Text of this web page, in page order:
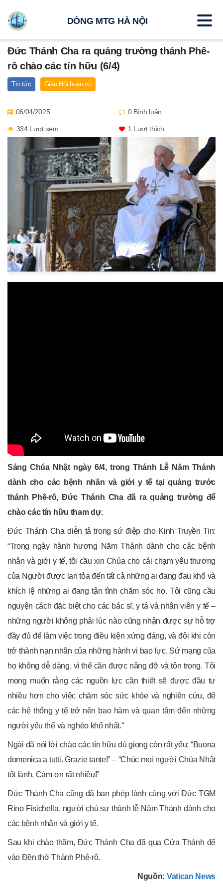
Đức Thánh Cha ra quảng trường thánh Phê-
rô chào các tín hữu (6/4)
Tin tức Giáo Hội hoàn vũ
06/04/2025 0 Bình luận
334 Lượt xem 1 Lượt thích
Sáng Chúa Nhật ngày 6/4, trong Thánh Lễ Năm Thánh
dành cho các bệnh nhân và giới y tế tại quảng trước
thánh Phê-rô, Đức Thánh Cha đã ra quảng trường để
chào các tín hữu tham dự.
Đức Thánh Cha diễn tả trong sứ điệp cho Kinh Truyền Tin:
“Trong ngày hành hương Năm Thánh dành cho các bệnh
nhân và giới y tế, tôi cầu xin Chúa cho cái chạm yêu thương
của Người được lan tỏa đến tất cả những ai đang đau khổ và
khích lệ những ai đang tận tình chăm sóc họ. Tôi cũng cầu
nguyện cách đặc biệt cho các bác sĩ, y tá và nhân viên y tế –
những người không phải lúc nào cũng nhận được sự hỗ trợ
đầy đủ để làm việc trong điều kiện xứng đáng, và đôi khi còn
trở thành nạn nhân của những hành vi bạo lực. Sứ mạng của
họ không dễ dàng, vì thế cần được nâng đỡ và tôn trọng. Tôi
mong muốn rằng các nguồn lực cần thiết sẽ được đầu tư
nhiều hơn cho việc chăm sóc sức khỏe và nghiên cứu, để
các hệ thống y tế trở nên bao hàm và quan tâm đến những
người yếu thế và nghèo khổ nhất.”
Ngài đã nói lời chào các tín hữu dù giọng còn rất yếu: “Buona
domenica a tutti. Grazie tante!” – “Chúc mọi người Chúa Nhật
tốt lành. Cảm ơn rất nhiều!”
Đức Thánh Cha cũng đã ban phép lành cùng với Đức TGM
Rino Fisichella, người chủ sự thánh lễ Năm Thánh dành cho
các bệnh nhân và giới y tế.
Sau khi chào thăm, Đức Thánh Cha đã qua Cửa Thánh để
vào Đền thờ Thánh Phê-rô.
Nguồn: Vatican News
DÒNG MTG HÀ NỘI